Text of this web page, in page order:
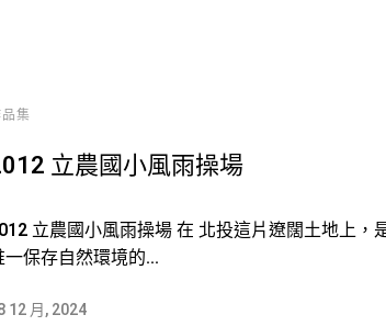
集
立農國小風雨操場
立農國小風雨操場 在 北投這片遼闊土地上，
一保存自然環境的...
12 月, 2024